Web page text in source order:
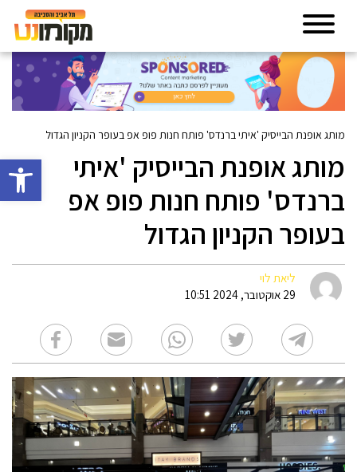
פתח
מותג אופנת הבייסיק 'איתי ברנדס' פותח חנות פופ אפ בעופר הקניון הגדול
מותג אופנת הבייסיק 'איתי
ברנדס' פותח חנות פופ אפ
בעופר הקניון הגדול
ליאת לוי
29 אוקטובר, 2024 10:51